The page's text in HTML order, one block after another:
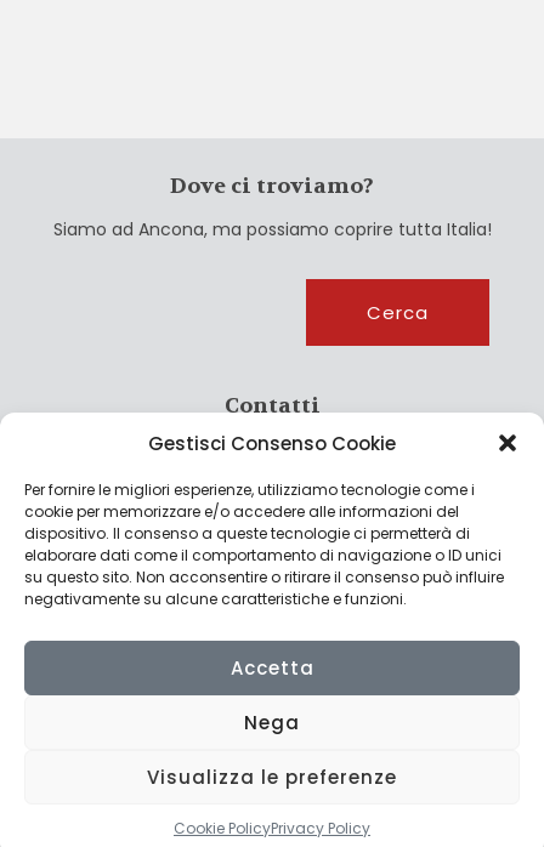
Gestisci Consenso Cookie
Per fornire le migliori esperienze, utilizziamo tecnologie come i
cookie per memorizzare e/o accedere alle informazioni del
dispositivo. Il consenso a queste tecnologie ci permetterà di
elaborare dati come il comportamento di navigazione o ID unici
su questo sito. Non acconsentire o ritirare il consenso può influire
negativamente su alcune caratteristiche e funzioni.
Accetta
Nega
Visualizza le preferenze
Cookie PolicyPrivacy Policy
Dove ci troviamo?
Siamo ad Ancona, ma possiamo coprire tutta Italia!
Cerca
Contatti
info@culturagroalimentare.com
Note legali
Privacy Policy
© 2022 CulturAgroalimentare di Raffaello De Crescenzo - P.IVA